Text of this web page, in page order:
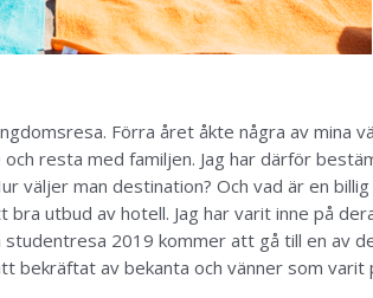
Förra året åkte några av mina
resta med familjen. Jag har därför
väljer man destination? Och vad är en
utbud av hotell. Jag har varit inne på
studentresa 2019 kommer att gå till en av
bekräftat av bekanta och vänner som